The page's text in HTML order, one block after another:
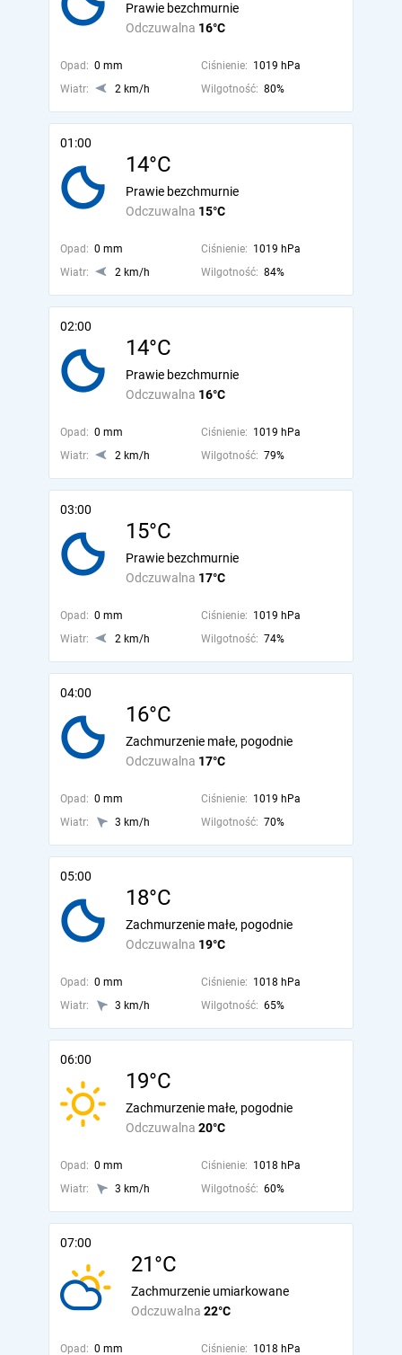
Odczuwalna 16°C
Prawie bezchmurnie
Opad: 0 mm Ciśnienie: 1019 hPa
Wiatr:
2 km/h Wilgotność: 80%
01:00
14°C
Odczuwalna 15°C
Prawie bezchmurnie
Opad: 0 mm Ciśnienie: 1019 hPa
Wiatr:
2 km/h Wilgotność: 84%
02:00
14°C
Odczuwalna 16°C
Prawie bezchmurnie
Opad: 0 mm Ciśnienie: 1019 hPa
Wiatr:
2 km/h Wilgotność: 79%
03:00
15°C
Odczuwalna 17°C
Prawie bezchmurnie
Opad: 0 mm Ciśnienie: 1019 hPa
Wiatr:
2 km/h Wilgotność: 74%
04:00
16°C
Odczuwalna 17°C
Zachmurzenie małe, pogodnie
Opad: 0 mm Ciśnienie: 1019 hPa
Wiatr:
3 km/h Wilgotność: 70%
05:00
18°C
Odczuwalna 19°C
Zachmurzenie małe, pogodnie
Opad: 0 mm Ciśnienie: 1018 hPa
Wiatr:
3 km/h Wilgotność: 65%
06:00
19°C
Odczuwalna 20°C
Zachmurzenie małe, pogodnie
Opad: 0 mm Ciśnienie: 1018 hPa
Wiatr:
3 km/h Wilgotność: 60%
07:00
21°C
Odczuwalna 22°C
Zachmurzenie umiarkowane
Opad: 0 mm Ciśnienie: 1018 hPa